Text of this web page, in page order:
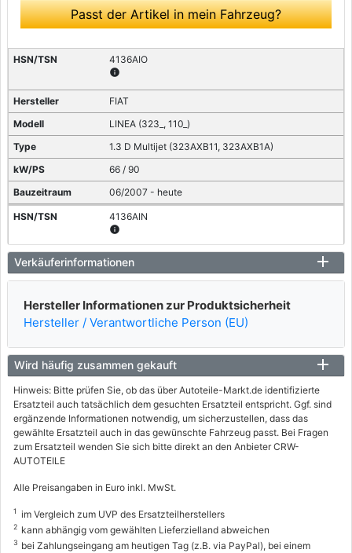
Passt der Artikel in mein Fahrzeug?
4136AIO
info
FIAT
LINEA (323_, 110_)
1.3 D Multijet (323AXB11, 323AXB1A)
66 / 90
06/2007 - heute
4136AIN
info
FIAT
LINEA (323_, 110_)
1.4
57 / 77
06/2007 - heute
4136AJR
info
FIAT
LINEA (323_, 110_)
88 / 120
4136AMH
info
Verkäuferinformationen
Hersteller Informationen zur Produktsicherheit
Hersteller / Verantwortliche Person (EU)
Wird häufig zusammen gekauft
Hinweis: Bitte prüfen Sie, ob das über Autoteile-Markt.de identifizierte
Ersatzteil auch tatsächlich dem gesuchten Ersatzteil entspricht. Ggf. sind
ergänzende Informationen notwendig, um sicherzustellen, dass das
gewählte Ersatzteil auch in das gewünschte Fahrzeug passt. Bei Fragen
zum Ersatzteil wenden Sie sich bitte direkt an den Anbieter CRW-
AUTOTEILE
Alle Preisangaben in Euro inkl. MwSt.
1 im Vergleich zum UVP des Ersatzteilherstellers
2 kann abhängig vom gewählten Lieferzielland abweichen
3 bei Zahlungseingang am heutigen Tag (z.B. via PayPal), bei einem